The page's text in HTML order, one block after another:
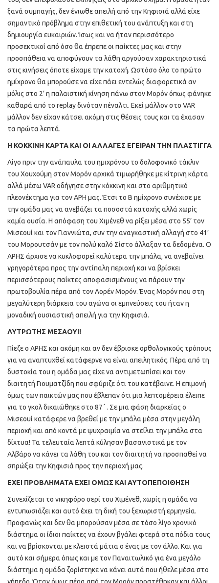
ξανά συμπαγής, δεν ένιωθε απειλή από την Κηφισιά αλλά είχε
σημαντικό πρόβλημα στην επιθετική του ανάπτυξη και στη
δημιουργία ευκαιριών. Ίσως και να ήταν περισσότερο
προσεκτικοί από όσο θα έπρεπε οι παίκτες μας και στην
προσπάθεια να αποφύγουν τα λάθη αργούσαν χαρακτηριστικά
στις κινήσεις όποτε είχαμε την κατοχή. Ωστόσο όλο το πρώτο
ημίχρονο θα μπορούσε να είχε πάει εντελώς διαφορετικά αν
μόλις στο 2’ η παλαιστική κίνηση πάνω στον Μορόν όπως φάνηκε
καθαρά από το replay δινόταν πέναλτι. Εκεί μάλλον στο VAR
μάλλον δεν είχαν κάτσει ακόμη στις θέσεις τους και τα έχασαν
τα πρώτα λεπτά.
Η ΚΟΚΚΙΝΗ ΚΑΡΤΑ ΚΑΙ ΟΙ ΑΛΛΑΓΕΣ ΕΓΕΙΡΑΝ ΤΗΝ ΠΛΑΣΤΙΓΓΑ
Λίγο πριν την ανάπαυλα του ημιχρόνου το δολοφονικό τάκλιν
του Χουχούμη στον Μορόν αρχικά τιμωρήθηκε με κίτρινη κάρτα
αλλά μέσω VAR οδήγησε στην κόκκινη και στο αριθμητικό
πλεονέκτημα για τον ΑΡΗ μας. Έτσι το Β ημίχρονο συνέχισε με
την ομάδα μας να ανεβάζει τα ποσοστά κατοχής αλλά χωρίς
καμία ουσία. Η απόφαση του Χιμένεθ να ρίξει μέσα στο 55’ τον
Μισεουί και τον Γιαννιώτα, συν την αναγκαστική αλλαγή στο 41’
του Μορουτσάν με τον πολύ καλό Σίστο άλλαξαν τα δεδομένα. Ο
ΑΡΗΣ άρχισε να κυκλοφορεί καλύτερα την μπάλα, να ανεβαίνει
γρηγορότερα προς την αντίπαλη περιοχή και να βρίσκει
περισσότερους παίκτες αποφασισμένους να πάρουν την
πρωτοβουλία πέρα από τον Λορέν Μορόν. Ένας Μορόν που στη
μεγαλύτερη διάρκεια του αγώνα οι εμπνεύσεις του ήταν η
μοναδική ουσιαστική απειλή για την Κηφισιά.
ΛΥΤΡΩΤΗΣ ΜΕΣΑΟΥΙ!
Πίεζε ο ΑΡΗΣ και ακόμη και αν δεν έβρισκε ορθολογικούς τρόπους
για να αναπτυχθεί κατάφερνε να είναι απειλητικός. Πέρα από τη
δυστοκία του η ομάδα μας είχε να αντιμετωπίσει και τον
διαιτητή Γιουματζίδη που σφύριζε ότι του κατέβαινε. Η επιμονή
όμως των παικτών μας που έβλεπαν ότι μια λεπτομέρεια έλειπε
για το γκολ δικαιώθηκε στο 87΄ . Σε μια φάση διαρκείας ο
Μισεουί κατάφερε να βρεθεί με την μπάλα μέσα στην μεγάλη
περιοχή και από κοντά με ψυχραιμία να στείλει την μπάλα στα
δίχτυα! Τα τελευταία λεπτά κύλησαν βασανιστικά με τον
Αλβάρο να κάνει τα λάθη του και τον διαιτητή να προσπαθεί να
σπρώξει την Κηφισιά προς την περιοχή μας.
ΕΧΕΙ ΠΡΟΒΛΗΜΑΤΑ ΕΧΕΙ ΟΜΩΣ ΚΑΙ ΑΥΤΟΠΕΠΟΙΘΗΣΗ
Συνεχίζεται το νικηφόρο σερί του Χιμένεθ, χωρίς η ομάδα να
εντυπωσιάζει και αυτό έχει τη δική του ξεχωριστή ερμηνεία.
Προφανώς και δεν θα μπορούσαν μέσα σε τόσο λίγο χρονικό
διάστημα οι ίδιοι παίκτες να έχουν βγάλει φτερά στα πόδια τους
και να βρίσκονται με κλειστά μάτια ο ένας με τον άλλο. Και για
αυτό και σήμερα όπως και με τον Παναιτωλικό για ένα μεγάλο
διάστημα η ομάδα ζορίστηκε να κάνει αυτά που ήθελε μέσα στο